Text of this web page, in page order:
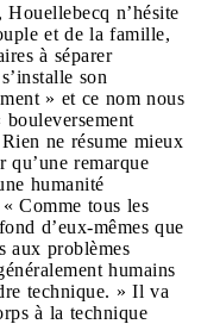
n’hésite
et de la famille,
à séparer
son
» et ce nom nous
ne résume mieux
qu’une remarque
humanité
Comme tous les
d’eux-mêmes que
problèmes
humains
technique. » Il va
à la technique